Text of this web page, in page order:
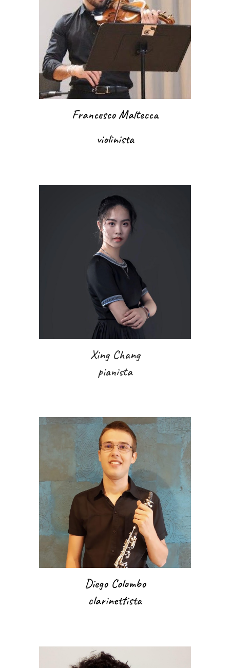
Francesco Maltecca
violinista
Xing Chang
pianista
Diego Colombo
clarinettista